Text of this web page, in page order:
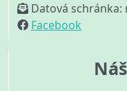
Datová schránka:
Facebook